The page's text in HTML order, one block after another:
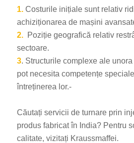
1. Costurile inițiale sunt relativ
achiziționarea de mașini
2.Poziție geografică relativ
sectoare.
3. Structurile complexe ale
pot necesita competențe
întreținerea lor.-
Căutați servicii de turnare prin
produs fabricat în India? Pentru
calitate, vizitați Kraussmaffei.